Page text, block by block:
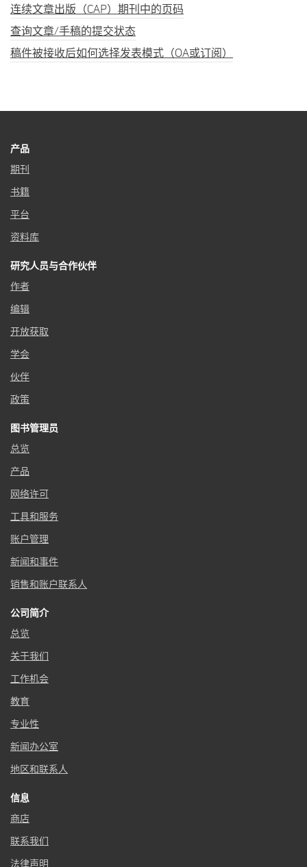
连续文章出版（CAP）期刊中的页码
查询文章/手稿的提交状态
稿件被接收后如何选择发表模式（OA或订阅）
产品
期刊
书籍
平台
资料库
研究人员与合作伙伴
作者
编辑
开放获取
学会
伙伴
政策
图书管理员
总览
产品
网络许可
工具和服务
账户管理
新闻和事件
销售和账户联系人
公司简介
总览
关于我们
工作机会
教育
专业性
新闻办公室
地区和联系人
信息
商店
联系我们
法律声明